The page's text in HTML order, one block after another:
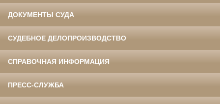
ДОКУМЕНТЫ СУДА
СУДЕБНОЕ ДЕЛОПРОИЗВОДСТВО
СПРАВОЧНАЯ ИНФОРМАЦИЯ
ПРЕСС-СЛУЖБА